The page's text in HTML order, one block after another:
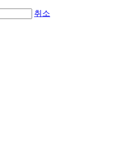
취소